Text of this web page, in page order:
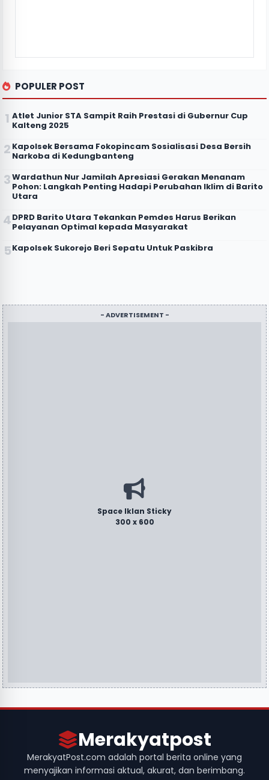
POPULER POST
Atlet Junior STA Sampit Raih Prestasi di Gubernur Cup
Kalteng 2025
Kapolsek Bersama Fokopincam Sosialisasi Desa Bersih
Narkoba di Kedungbanteng
Wardathun Nur Jamilah Apresiasi Gerakan Menanam
Pohon: Langkah Penting Hadapi Perubahan Iklim di Barito
Utara
DPRD Barito Utara Tekankan Pemdes Harus Berikan
Pelayanan Optimal kepada Masyarakat
Kapolsek Sukorejo Beri Sepatu Untuk Paskibra
- ADVERTISEMENT -
Space Iklan Sticky
300 x 600
Merakyatpost
MerakyatPost.com adalah portal berita online yang
menyajikan informasi aktual, akurat, dan berimbang.